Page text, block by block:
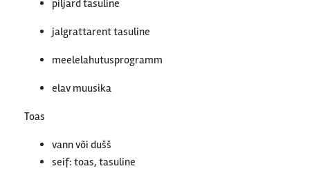
piljard tasuline
jalgrattarent tasuline
meelelahutusprogramm
elav muusika
Toas
vann või dušš
seif: toas, tasuline